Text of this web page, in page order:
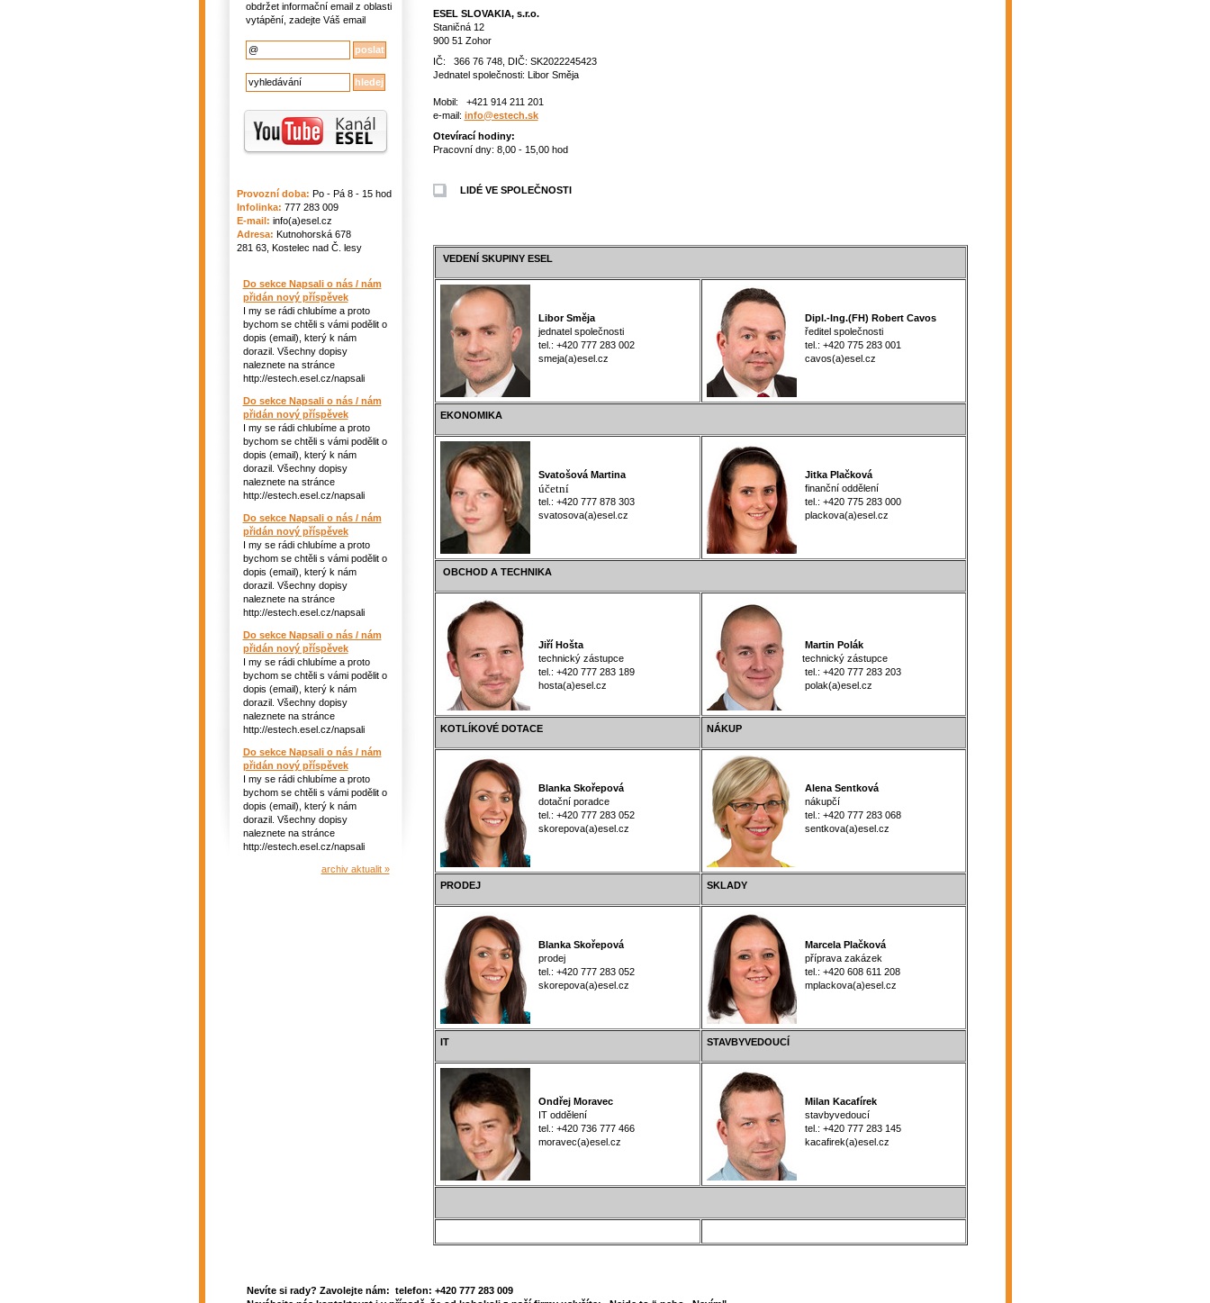
obdržet informační email z oblasti
vytápění, zadejte Váš email
Provozní doba: Po - Pá 8 - 15 hod
Infolinka: 777 283 009
E-mail: info(a)esel.cz
Adresa: Kutnohorská 678
281 63, Kostelec nad Č. lesy
Do sekce Napsali o nás / nám
přidán nový příspěvek
I my se rádi chlubíme a proto
bychom se chtěli s vámi podělit o
dopis (email), který k nám
dorazil. Všechny dopisy
naleznete na stránce
http://estech.esel.cz/napsali
Do sekce Napsali o nás / nám
přidán nový příspěvek
I my se rádi chlubíme a proto
bychom se chtěli s vámi podělit o
dopis (email), který k nám
dorazil. Všechny dopisy
naleznete na stránce
http://estech.esel.cz/napsali
Do sekce Napsali o nás / nám
přidán nový příspěvek
I my se rádi chlubíme a proto
bychom se chtěli s vámi podělit o
dopis (email), který k nám
dorazil. Všechny dopisy
naleznete na stránce
http://estech.esel.cz/napsali
Do sekce Napsali o nás / nám
přidán nový příspěvek
I my se rádi chlubíme a proto
bychom se chtěli s vámi podělit o
dopis (email), který k nám
dorazil. Všechny dopisy
naleznete na stránce
http://estech.esel.cz/napsali
Do sekce Napsali o nás / nám
přidán nový příspěvek
I my se rádi chlubíme a proto
bychom se chtěli s vámi podělit o
dopis (email), který k nám
dorazil. Všechny dopisy
naleznete na stránce
http://estech.esel.cz/napsali
archiv aktualit »
ESEL SLOVAKIA, s.r.o.
Staničná 12
900 51 Zohor
IČ: 366 76 748, DIČ: SK2022245423
Jednatel společnosti: Libor Směja
Mobil: +421 914 211 201
e-mail: info@estech.sk
Otevírací hodiny:
Pracovní dny: 8,00 - 15,00 hod
LIDÉ VE SPOLEČNOSTI
VEDENÍ SKUPINY ESEL
Libor Směja
jednatel společnosti
tel.: +420 777 283 002
smeja(a)esel.cz
Dipl.-Ing.(FH) Robert Cavos
ředitel společnosti
tel.: +420 775 283 001
cavos(a)esel.cz
EKONOMIKA
Svatošová Martina
účetní
tel.: +420 777 878 303
svatosova(a)esel.cz
Jitka Plačková
finanční oddělení
tel.: +420 775 283 000
plackova(a)esel.cz
OBCHOD A TECHNIKA
Jiří Hošta
technický zástupce
tel.: +420 777 283 189
hosta(a)esel.cz
Martin Polák
technický zástupce
tel.: +420 777 283 203
polak(a)esel.cz
KOTLÍKOVÉ DOTACE NÁKUP
Blanka Skořepová
dotační poradce
tel.: +420 777 283 052
skorepova(a)esel.cz
Alena Sentková
nákupčí
tel.: +420 777 283 068
sentkova(a)esel.cz
PRODEJ SKLADY
Blanka Skořepová
prodej
tel.: +420 777 283 052
skorepova(a)esel.cz
Marcela Plačková
příprava zakázek
tel.: +420 608 611 208
mplackova(a)esel.cz
IT STAVBYVEDOUCÍ
Ondřej Moravec
IT oddělení
tel.: +420 736 777 466
moravec(a)esel.cz
Milan Kacafírek
stavbyvedoucí
tel.: +420 777 283 145
kacafirek(a)esel.cz
Nevíte si rady? Zavolejte nám: telefon: +420 777 283 009